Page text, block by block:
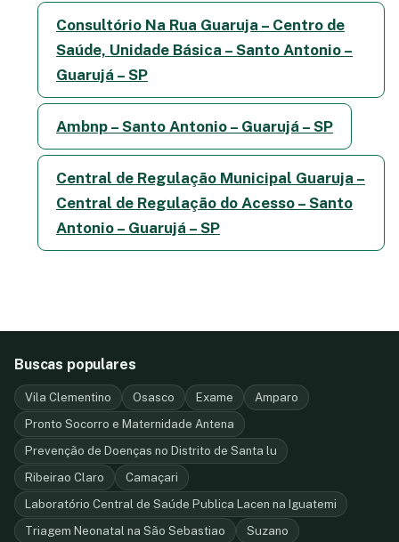
Consultório Na Rua Guaruja – Centro de
Saúde, Unidade Básica – Santo Antonio –
Guarujá – SP
Ambnp – Santo Antonio – Guarujá – SP
Central de Regulação Municipal Guaruja –
Central de Regulação do Acesso – Santo
Antonio – Guarujá – SP
Buscas populares
Vila Clementino Osasco Exame
Amparo
Pronto Socorro e Maternidade Antena
Prevenção de Doenças no Distrito de Santa lu
Ribeirao Claro
Camaçari
Laboratório Central de Saúde Publica Lacen na Iguatemi
Triagem Neonatal na São Sebastiao
Suzano